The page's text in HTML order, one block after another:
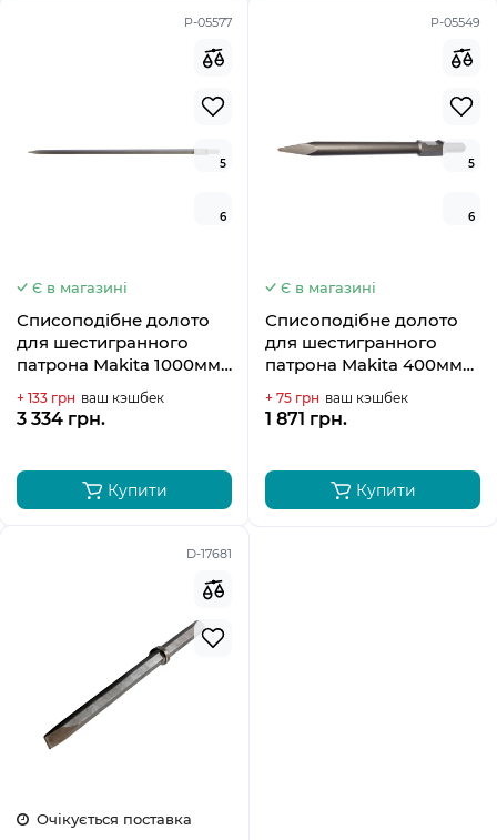
P-05577
5
6
Є в магазині
Списоподібне долото
для шестигранного
патрона Makita 1000мм
+ 133 грн ваш кэшбек
3 334 грн.
Купити
P-05549
5
6
Є в магазині
Списоподібне долото
для шестигранного
патрона Makita 400мм
+ 75 грн ваш кэшбек
1 871 грн.
Купити
D-17681
Очікується поставка